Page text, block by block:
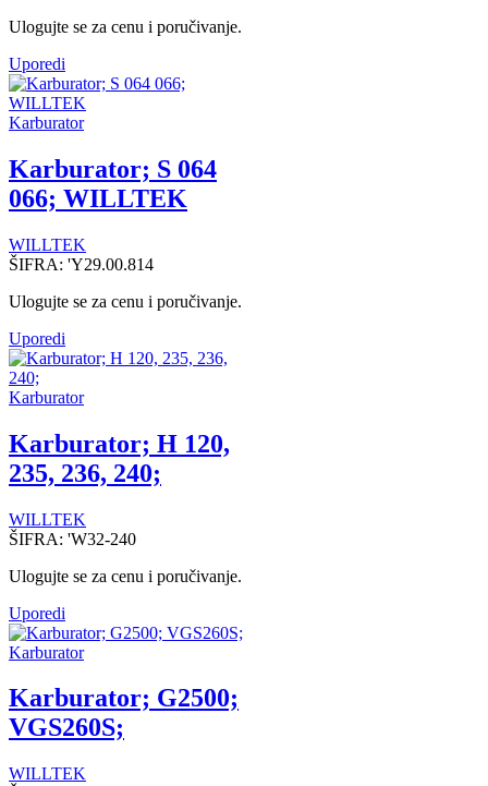
Ulogujte se za cenu i poručivanje.
Uporedi
Karburator
Karburator; S 064
066; WILLTEK
WILLTEK
ŠIFRA: 'Y29.00.814
Ulogujte se za cenu i poručivanje.
Uporedi
Karburator
Karburator; H 120,
235, 236, 240;
WILLTEK
ŠIFRA: 'W32-240
Ulogujte se za cenu i poručivanje.
Uporedi
Karburator
Karburator; G2500;
VGS260S;
WILLTEK